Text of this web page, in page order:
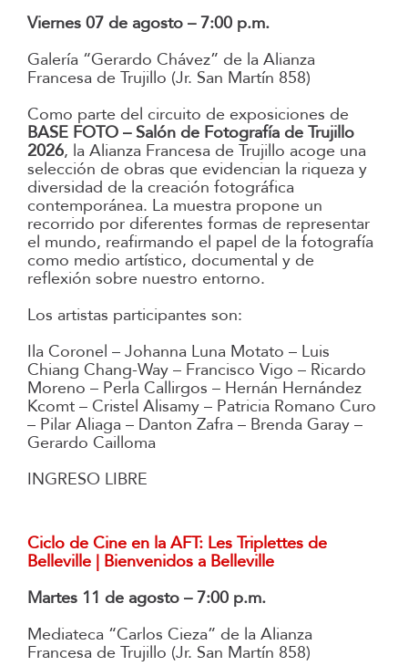
Viernes 07 de agosto – 7:00 p.m.
Galería “Gerardo Chávez” de la Alianza
Francesa de Trujillo (Jr. San Martín 858)
Como parte del circuito de exposiciones de
BASE FOTO – Salón de Fotografía de Trujillo
2026, la Alianza Francesa de Trujillo acoge una
selección de obras que evidencian la riqueza y
diversidad de la creación fotográfica
contemporánea. La muestra propone un
recorrido por diferentes formas de representar
el mundo, reafirmando el papel de la fotografía
como medio artístico, documental y de
reflexión sobre nuestro entorno.
Los artistas participantes son:
Ila Coronel – Johanna Luna Motato – Luis
Chiang Chang-Way – Francisco Vigo – Ricardo
Moreno – Perla Callirgos – Hernán Hernández
Kcomt – Cristel Alisamy – Patricia Romano Curo
– Pilar Aliaga – Danton Zafra – Brenda Garay –
Gerardo Cailloma
INGRESO LIBRE
Ciclo de Cine en la AFT: Les Triplettes de
Belleville | Bienvenidos a Belleville
Martes 11 de agosto – 7:00 p.m.
Mediateca “Carlos Cieza” de la Alianza
Francesa de Trujillo (Jr. San Martín 858)